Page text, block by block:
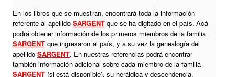
En los libros que se muestran, encontrará toda la información
referente al apellido SARGENT que se ha digitado en el país. Acá
podrá obtener información de los primeros miembros de la familia
SARGENT que ingresaron al país, y a su vez la genealogía del
apellido SARGENT. En nuestras referencias podrá encontrar
también información adicional sobre cada miembro de la familia
SARGENT (si está disponible), su heráldica y descendencia.